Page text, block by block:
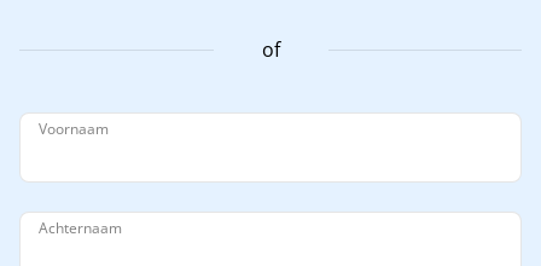
of
Voornaam
Achternaam